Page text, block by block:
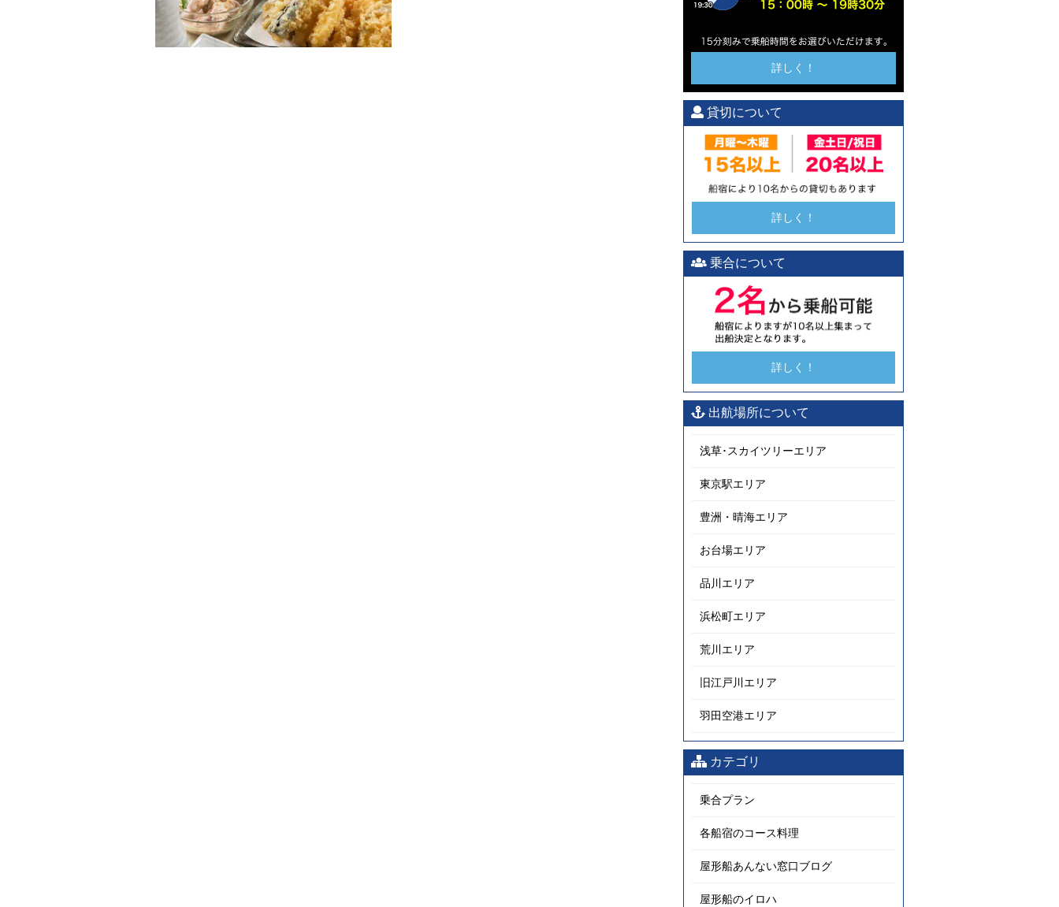
詳しく！
貸切について
詳しく！
乗合について
詳しく！
出航場所について
浅草･スカイツリーエリア
東京駅エリア
豊洲・晴海エリア
お台場エリア
品川エリア
浜松町エリア
荒川エリア
旧江戸川エリア
羽田空港エリア
カテゴリ
乗合プラン
各船宿のコース料理
屋形船あんない窓口ブログ
屋形船のイロハ